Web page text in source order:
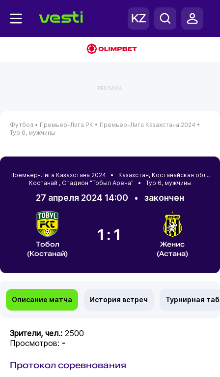
РЕКЛАМА
Футбол • Премьер-Лига РК • Премьер-Лига Казахстана 2024 •
Тур 6, мужчины
Премьер-Лига Казахстана 2024 • Казахстан, Костанайская обл.,
Костанай , Стадион "Тобыл Арена" • Тур 6, мужчины
27 апреля 2024 14:00 • закончен
Тобол
(Костанай)
1:1
Женис
(Астана)
Описание матча История встреч Турнирная
Зрители, чел.: 2500
Просмотров: -
Протокол соревнования